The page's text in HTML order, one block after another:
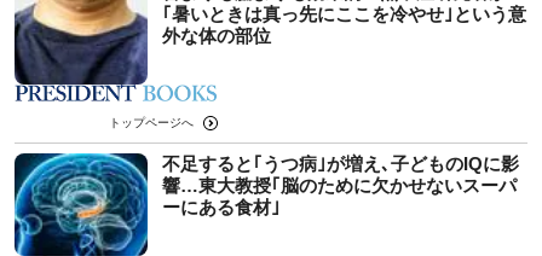
｢暑いときは真っ先にここを冷やせ｣という意
外な体の部位
トップページへ
不足すると｢うつ病｣が増え､子どものIQに影
響…東大教授｢脳のために欠かせないスーパ
ーにある食材｣